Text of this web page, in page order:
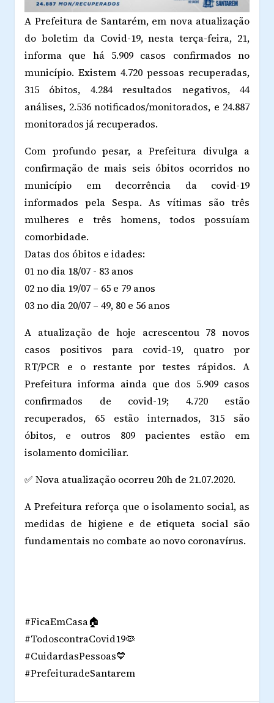
A Prefeitura de Santarém, em nova atualização
do boletim da Covid-19, nesta terça-feira, 21,
informa que há 5.909 casos confirmados no
município. Existem 4.720 pessoas recuperadas,
315 óbitos, 4.284 resultados negativos, 44
análises, 2.536 notificados/monitorados, e 24.887
monitorados já recuperados.
Com profundo pesar, a Prefeitura divulga a
confirmação de mais seis óbitos ocorridos no
município em decorrência da covid-19
informados pela Sespa. As vítimas são três
mulheres e três homens, todos possuíam
comorbidade.
Datas dos óbitos e idades:
01 no dia 18/07 - 83 anos
02 no dia 19/07 – 65 e 79 anos
03 no dia 20/07 – 49, 80 e 56 anos
A atualização de hoje acrescentou 78 novos
casos positivos para covid-19, quatro por
RT/PCR e o restante por testes rápidos. A
Prefeitura informa ainda que dos 5.909 casos
confirmados de covid-19; 4.720 estão
recuperados, 65 estão internados, 315 são
óbitos, e outros 809 pacientes estão em
isolamento domiciliar.
✅ Nova atualização ocorreu 20h de 21.07.2020.
A Prefeitura reforça que o isolamento social, as
medidas de higiene e de etiqueta social são
fundamentais no combate ao novo coronavírus.
#FicaEmCasa🏠
#TodoscontraCovid19🦠
#CuidardasPessoas💙
#PrefeituradeSantarem